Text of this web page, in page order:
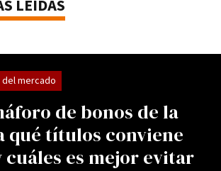
LEÍDAS
de bonos de la
qué títulos conviene
es mejor evitar
del mercado